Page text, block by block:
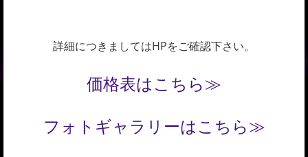
詳細につきましてはHPをご確認下さい。
価格表はこちら≫
フォトギャラリーはこちら≫